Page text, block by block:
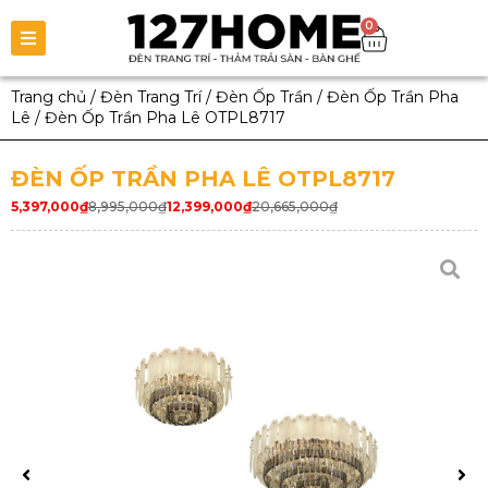
0
Trang chủ / Đèn Trang Trí/ Đèn Ốp Trần / Đèn Ốp Trần Pha
Lê / Đèn Ốp Trần Pha Lê OTPL8717
ĐÈN ỐP TRẦN PHA LÊ OTPL8717
8,995,000₫
5,397,000₫ 20,665,000₫
12,399,000₫